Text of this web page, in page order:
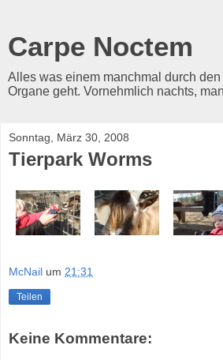
Carpe Noctem
Alles was einem manchmal durch
Organe geht. Vornehmlich nachts,
Sonntag, März 30, 2008
Tierpark Worms
McNail um 21:31
Teilen
Keine Kommentare: